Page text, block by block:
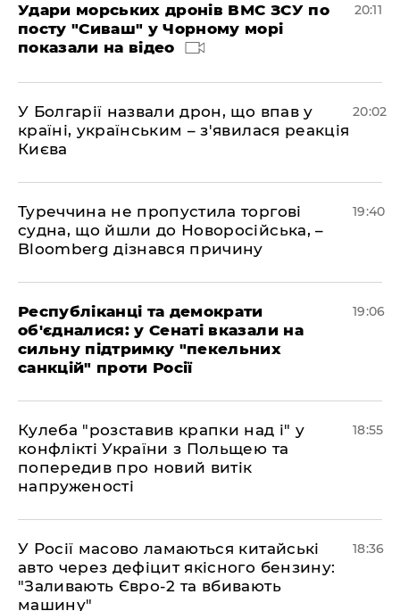
Удари морських дронів ВМС ЗСУ по
посту "Сиваш" у Чорному морі
показали на відео
20:11
У Болгарії назвали дрон, що впав у
країні, українським – з'явилася реакція
Києва
20:02
Туреччина не пропустила торгові
судна, що йшли до Новоросійська, –
Bloomberg дізнався причину
19:40
Республіканці та демократи
об'єдналися: у Сенаті вказали на
сильну підтримку "пекельних
санкцій" проти Росії
19:06
Кулеба "розставив крапки над і" у
конфлікті України з Польщею та
попередив про новий витік
напруженості
18:55
У Росії масово ламаються китайські
авто через дефіцит якісного бензину:
"Заливають Євро-2 та вбивають
машину"
18:36